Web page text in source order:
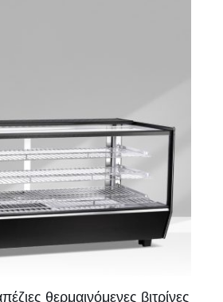
θερμαινόμενες βιτρίνες